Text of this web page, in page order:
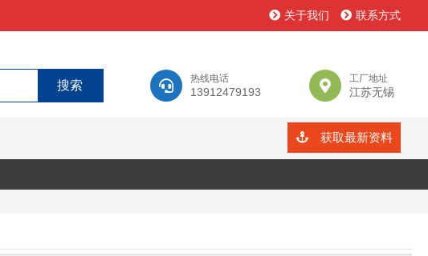
关于我们 联系方式
热线电话
13912479193
工厂地址
江苏无锡
获取最新资料